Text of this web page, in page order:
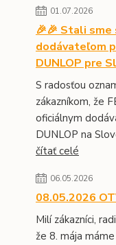
01.07.2026
🎉🎉 Stali sme
dodávateľom
DUNLOP pre
S radosťou
zákazníkom, že
oficiálnym
DUNLOP na
čítať celé
06.05.2026
08.05.2026
Milí zákazníci,
že 8. mája